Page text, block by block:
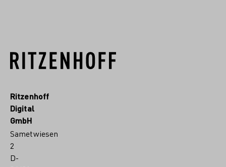
Ritzenhoff
Digital
GmbH
Sametwiesen
2
D-